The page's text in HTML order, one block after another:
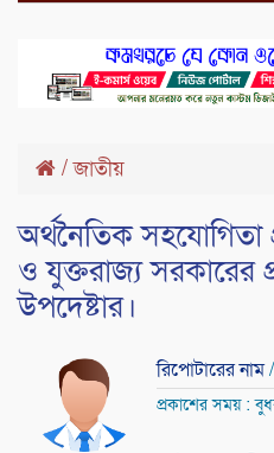
/জাতীয়
অর্থনৈতিক সহযোগিতা
ও যুক্তরাজ্য সরকারের
উপদেষ্টার।
রিপোটারের নাম
প্রকাশের সময় :